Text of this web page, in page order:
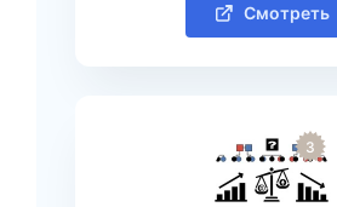
Смотреть
3